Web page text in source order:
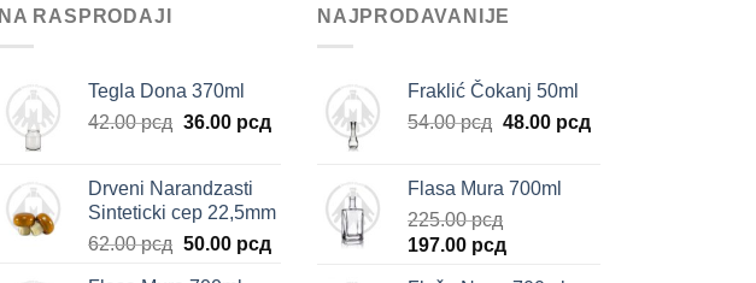
NA RASPRODAJI
Tegla Dona 370ml
42.00рсд Originalna
bila:
42.00 рсд.
36.00 рсдTrenutna
36.00 рсд.
Drveni Narandzasti
Sinteticki cep 22,5mm
62.00рсд Originalna
50.00 рсдTrenutna
NAJPRODAVANIJE
Fraklić Čokanj 50ml
54.00рсд Originalna
bila:
54.00 рсд.
48.00 рсдTrenutna
Flasa Mura 700ml
225.00рсд
Originalna
197.00 рсд